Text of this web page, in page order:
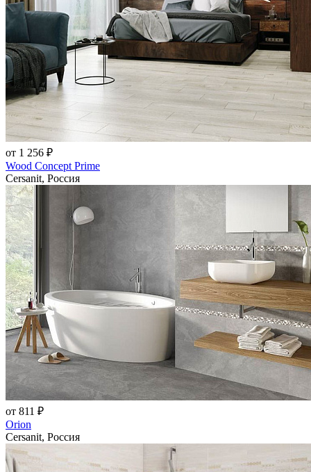
от 1 256 ₽
Wood Concept Prime
Cersanit, Россия
от 811 ₽
Orion
Cersanit, Россия